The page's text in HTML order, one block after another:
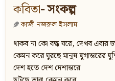
কবিতা- সংকল্প
কাজী নজরুল ইসলাম
থাকব না কো বদ্ধ ঘরে, দেখব এবার
কেমন করে ঘুরছে মানুষ যুগান্তরের
দেশ হতে দেশ দেশান্তরে